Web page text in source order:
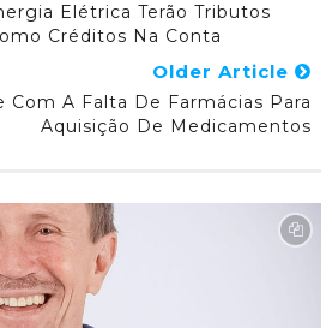
Elétrica Terão Tributos
Créditos Na Conta
Older Article
Com A Falta De Farmácias Para
Aquisição De Medicamentos